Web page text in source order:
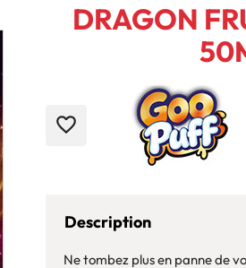
DRAGON
favorite_border
Description
Ne tombez plus en panne de